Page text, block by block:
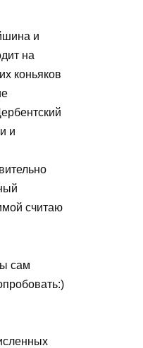
и
на
коньяков
и
считаю
сам